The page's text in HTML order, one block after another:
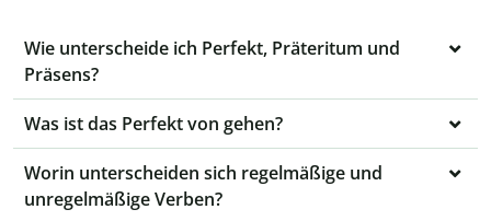
Wie unterscheide ich Perfekt, Präteritum und
Präsens?
Was ist das Perfekt von gehen?
Worin unterscheiden sich regelmäßige und
unregelmäßige Verben?